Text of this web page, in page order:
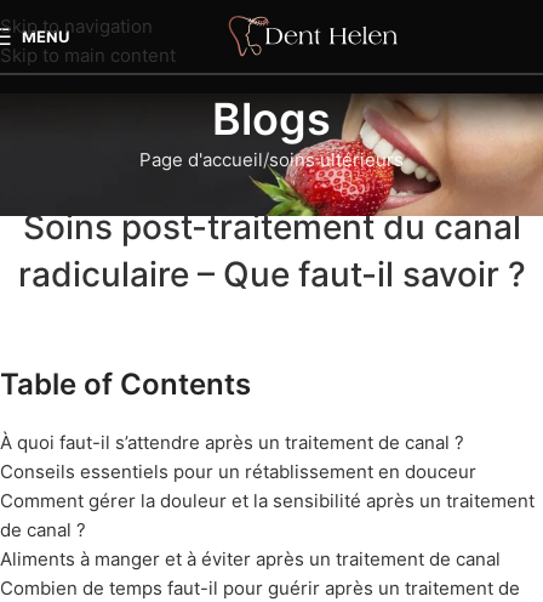
Skip to navigation
Skip to main content
MENU
Blogs
Page d'accueil soins ultérieurs
SOINS ULTÉRIEURS
Soins post-traitement du canal
radiculaire – Que faut-il savoir ?
Table of Contents
À quoi faut-il s’attendre après un traitement de canal ?
Conseils essentiels pour un rétablissement en douceur
Comment gérer la douleur et la sensibilité après un traitement
de canal ?
Aliments à manger et à éviter après un traitement de canal
Combien de temps faut-il pour guérir après un traitement de